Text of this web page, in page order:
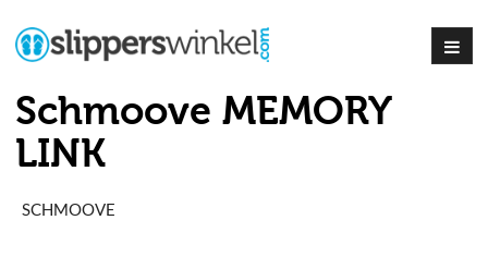
Schmoove MEMORY
LINK
SCHMOOVE